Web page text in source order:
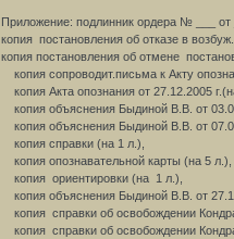
Приложение: подлинник ордера № ___ от
копия постановления об отказе в
копия постановления об отмене
копия сопроводит.письма к Акту
копия Акта опознания от 27.12.2005
копия объяснения Быдиной В.В. от
копия объяснения Быдиной В.В. от
копия справки (на 1 л.),
копия опознавательной карты (на 5 л.),
копия ориентировки (на 1 л.),
копия объяснения Быдиной В.В. от
копия справки об освобождении
копия справки об освобождении